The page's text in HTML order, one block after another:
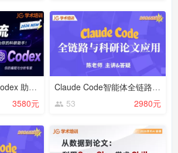
Claude Code 和 Codex 助力学术科研与应用【202606】
3580元
Claude Code智能体全链路与科研论文应用20260523-0524
53
2980元